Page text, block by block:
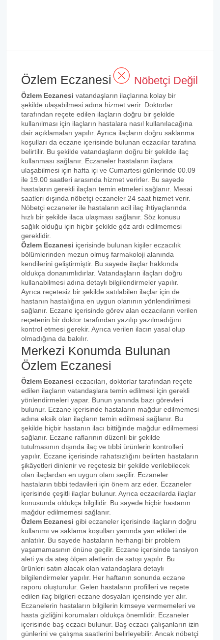
Özlem Eczanesi Nöbetçi Değil
Özlem Eczanesi vatandaşların ilaçlarına kolay bir
şekilde ulaşabilmesi adına hizmet verir. Doktorlar
tarafından reçete edilen ilaçların doğru bir şekilde
kullanılması için ilaçların hastalara nasıl kullanılacağına
dair açıklamaları yapılır. Ayrıca ilaçların doğru saklanma
koşulları da eczane içerisinde bulunan eczacılar tarafına
belirtilir. Bu şekilde vatandaşların doğru bir şekilde ilaç
kullanması sağlanır. Eczaneler hastaların ilaçlara
ulaşabilmesi için hafta içi ve Cumartesi günlerinde 00.09
ile 19.00 saatleri arasında hizmet verirler. Bu sayede
hastaların gerekli ilaçları temin etmeleri sağlanır. Mesai
saatleri dışında nöbetçi eczaneler 24 saat hizmet verir.
Nöbetçi eczaneler ile hastaların acil ilaç ihtiyaçlarında
hızlı bir şekilde ilaca ulaşması sağlanır. Söz konusu
sağlık olduğu için hiçbir şekilde göz ardı edilmemesi
gereklidir.
Özlem Eczanesi içerisinde bulunan kişiler eczacılık
bölümlerinden mezun olmuş farmakoloji alanında
kendilerini geliştirmiştir. Bu sayede ilaçlar hakkında
oldukça donanımlıdırlar. Vatandaşların ilaçları doğru
kullanabilmesi adına detaylı bilgilendirmeler yapılır.
Ayrıca reçetesiz bir şekilde satılabilen ilaçlar için de
hastanın hastalığına en uygun olanının yönlendirilmesi
sağlanır. Eczane içerisinde görev alan eczacıların verilen
reçetenin bir doktor tarafından yazılıp yazılmadığını
kontrol etmesi gerekir. Ayrıca verilen ilacın yasal olup
olmadığına da bakılır.
Merkezi Konumda Bulunan
Özlem Eczanesi
Özlem Eczanesi eczacıları, doktorlar tarafından reçete
edilen ilaçların vatandaşlara temin edilmesi için gerekli
yönlendirmeleri yapar. Bunun yanında bazı görevleri
bulunur. Eczane içerisinde hastaların mağdur edilmemesi
adına eksik olan ilaçların temin edilmesi sağlanır. Bu
şekilde hiçbir hastanın ilacı bittiğinde mağdur edilmemesi
sağlanır. Eczane raflarının düzenli bir şekilde
tutulmasının dışında ilaç ve tıbbi ürünlerin kontrolleri
yapılır. Eczane içerisinde rahatsızlığını belirten hastaların
şikâyetleri dinlenir ve reçetesiz bir şekilde verilebilecek
olan ilaçlardan en uygun olanı seçilir. Eczaneler
hastaların tıbbi tedavileri için önem arz eder. Eczaneler
içerisinde çeşitli ilaçlar bulunur. Ayrıca eczacılarda ilaçlar
konusunda oldukça bilgilidir. Bu sayede hiçbir hastanın
mağdur edilmemesi sağlanır.
Özlem Eczanesi gibi eczaneler içerisinde ilaçların doğru
kullanımı ve saklama koşulları yanında yan etkileri de
anlatılır. Bu sayede hastaların herhangi bir problem
yaşamamasının önüne geçilir. Eczane içerisinde tansiyon
aleti ya da ateş ölçen aletlerin de satışı yapılır. Bu
ürünleri satın alacak olan vatandaşlara detaylı
bilgilendirmeler yapılır. Her haftanın sonunda eczane
raporu oluşturulur. Gelen hastaların profilleri ve reçete
edilen ilaç bilgileri eczane dosyaları içerisinde yer alır.
Eczanelerin hastaların bilgilerin kimseye vermemeleri ve
hasta gizliğini korumaları oldukça önemlidir. Eczaneler
içerisinde baş eczacı bulunur. Baş eczacı çalışanların izin
günlerini ve çalışma saatlerini belirleyebilir. Ancak nöbetçi